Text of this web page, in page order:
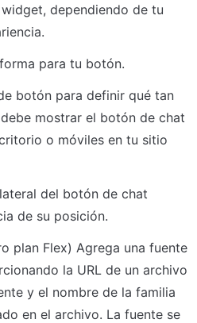
dependiendo de tu
para tu botón.
botón para definir qué tan
mostrar el botón de chat
o móviles en tu sitio
del botón de chat
de su posición.
plan Flex) Agrega una fuente
la URL de un archivo
y el nombre de la familia
en el archivo. La fuente se